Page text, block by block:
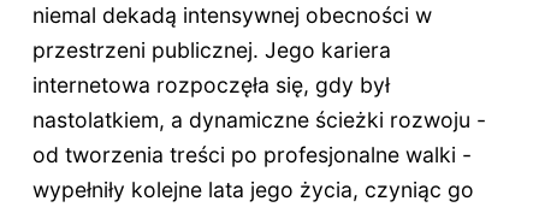
niemal dekadą intensywnej obecności w
przestrzeni publicznej. Jego kariera
internetowa rozpoczęła się, gdy był
nastolatkiem, a dynamiczne ścieżki rozwoju -
od tworzenia treści po profesjonalne walki -
wypełniły kolejne lata jego życia, czyniąc go